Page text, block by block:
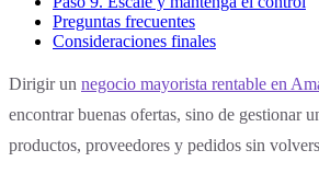
Preguntas frecuentes
Consideraciones finales
Dirigir un negocio mayorista rentable en
encontrar buenas ofertas, sino de gestionar
productos, proveedores y pedidos sin